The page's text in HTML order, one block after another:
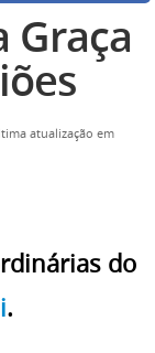
Graça
atualização em
do
.